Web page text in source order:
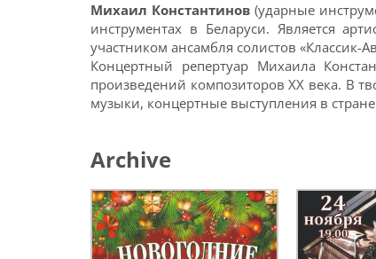
Михаил Константинов (ударные
инструментах в Беларуси. Является
участником ансамбля солистов «Классик-
Концертный репертуар Михаила
произведений композиторов ХХ века. В
музыки, концертные выступления в
Archive